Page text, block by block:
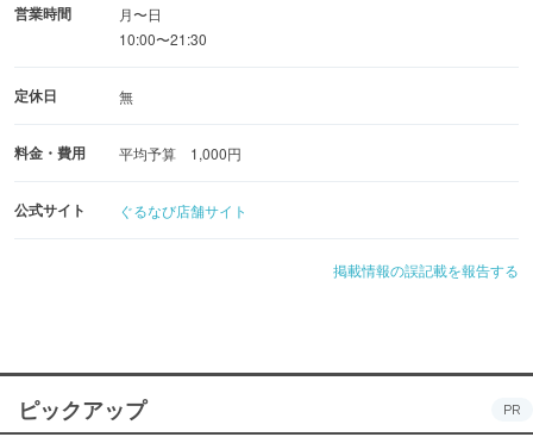
営業時間
月〜日
10:00〜21:30
定休日 無
料金・費用 平均予算 1,000円
公式サイト ぐるなび店舗サイト
掲載情報の誤記載を報告する
ピックアップ PR